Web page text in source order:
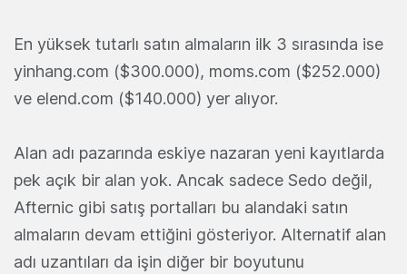
En yüksek tutarlı satın almaların ilk 3 sırasında ise
yinhang.com ($300.000), moms.com ($252.000)
ve elend.com ($140.000) yer alıyor.
Alan adı pazarında eskiye nazaran yeni kayıtlarda
pek açık bir alan yok. Ancak sadece Sedo değil,
Afternic gibi satış portalları bu alandaki satın
almaların devam ettiğini gösteriyor. Alternatif alan
adı uzantıları da işin diğer bir boyutunu